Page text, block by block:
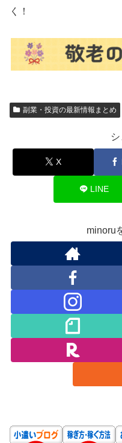
く！
副業・投資の最新情報まとめ
X
LINE
minoru